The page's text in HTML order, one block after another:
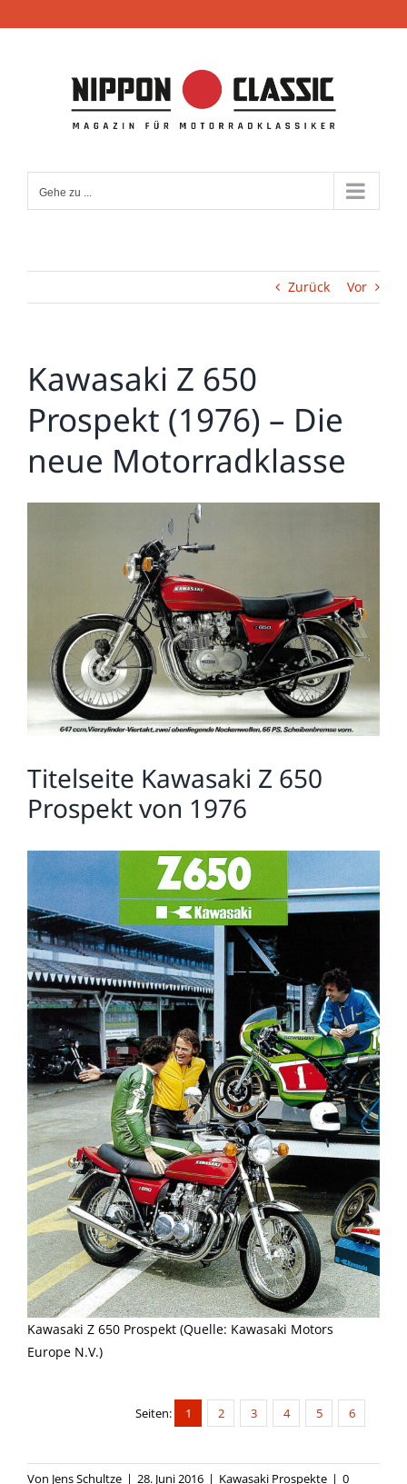
Inhalt
Gehe zu ...
Zurück Vor
Kawasaki Z 650
Prospekt (1976) – Die
neue Motorradklasse
Titelseite Kawasaki Z 650
Prospekt von 1976
Kawasaki Z 650 Prospekt (Quelle: Kawasaki Motors
Europe N.V.)
Seiten: 1 2 3 4 5 6
Von Jens Schultze | 28. Juni 2016 | Kawasaki Prospekte | 0